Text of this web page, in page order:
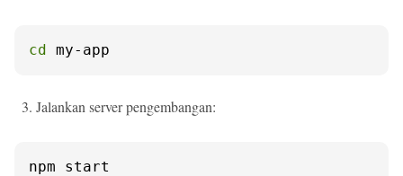
cd my-app
Jalankan server pengembangan:
npm start